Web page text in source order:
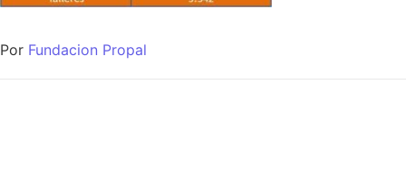
Por Fundacion Propal